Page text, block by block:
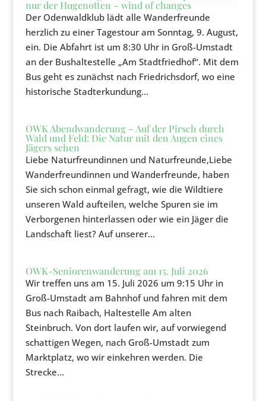
nur der Hugenotten – wind of changes
Der Odenwaldklub lädt alle Wanderfreunde
herzlich zu einer Tagestour am Sonntag, 9. August,
ein. Die Abfahrt ist um 8:30 Uhr in Groß-Umstadt
an der Bushaltestelle „Am Stadtfriedhof“. Mit dem
Bus geht es zunächst nach Friedrichsdorf, wo eine
historische Stadterkundung...
OWK Abendwanderung – Auf der Pirsch durch
Wald und Feld: Die Natur mit den Augen eines
Jägers sehen
Liebe Naturfreundinnen und Naturfreunde,Liebe
Wanderfreundinnen und Wanderfreunde, haben
Sie sich schon einmal gefragt, wie die Wildtiere
unseren Wald aufteilen, welche Spuren sie im
Verborgenen hinterlassen oder wie ein Jäger die
Landschaft liest? Auf unserer...
OWK-Seniorenwanderung am 15. Juli 2026
Wir treffen uns am 15. Juli 2026 um 9:15 Uhr in
Groß-Umstadt am Bahnhof und fahren mit dem
Bus nach Raibach, Haltestelle Am alten
Steinbruch. Von dort laufen wir, auf vorwiegend
schattigen Wegen, nach Groß-Umstadt zum
Marktplatz, wo wir einkehren werden. Die
Strecke...